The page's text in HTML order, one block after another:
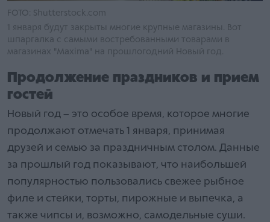
FOTO: Shutterstock.com
1 января будут закрыты многие крупные магазины. Вот
шпаргалка с самыми востребованными товарами в
магазинах "Maxima" на прошлогодний Новый год.
Продолжение праздников и прием
гостей
Новый год – это особое время, которое многие
продолжают отмечать 1 января, принимая
друзей и семью за праздничным столом. Данные
за прошлый год показывают, что наибольшей
популярностью пользовались свежее рыбное
филе и стейки, торты, пирожные и выпечка, а
также чипсы и, возможно, самодельные суши.